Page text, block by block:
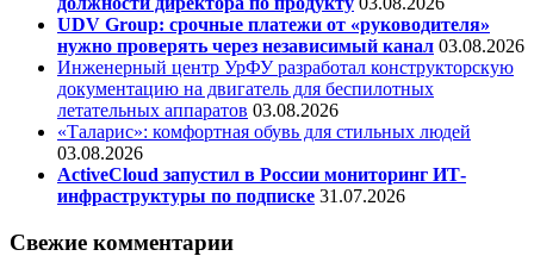
UDV Group: срочные платежи от «руководителя»
нужно проверять через независимый канал 03.08.2026
Инженерный центр УрФУ разработал конструкторскую
документацию на двигатель для беспилотных
летательных аппаратов 03.08.2026
«Таларис»: комфортная обувь для стильных людей
03.08.2026
ActiveCloud запустил в России мониторинг ИТ-
инфраструктуры по подписке 31.07.2026
Свежие комментарии